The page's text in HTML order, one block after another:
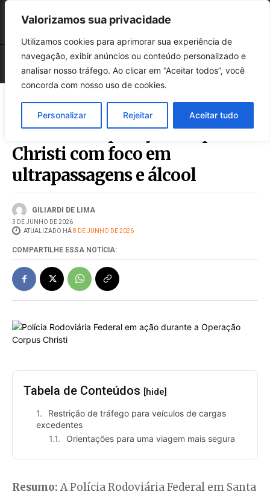
Valorizamos sua privacidade
Utilizamos cookies para aprimorar sua experiência de
navegação, exibir anúncios ou conteúdo personalizado e
analisar nosso tráfego. Ao clicar em “Aceitar todos”, você
concorda com nosso uso de cookies.
Personalizar Rejeitar Aceitar tudo
PRF inicia Operação Corpus
Christi com foco em
ultrapassagens e álcool
GILIARDI DE LIMA
3 DE JUNHO DE 2026
ATUALIZADO HÁ8 DE JUNHO DE 2026
COMPARTILHE ESSA NOTÍCIA:
Tabela de Conteúdos [hide]
Restrição de tráfego para veículos de cargas
excedentes
Orientações para uma viagem mais segura
Resumo: A Polícia Rodoviária Federal em Santa